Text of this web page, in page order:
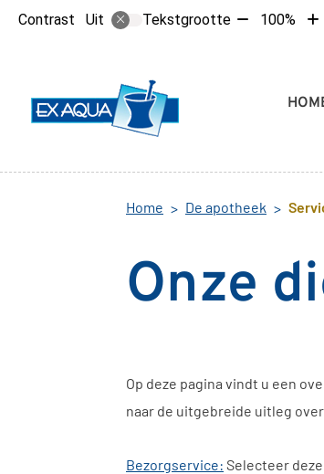
Contrast Uit Tekstgrootte Tekst100%
Home De apotheek
Onze
Op deze pagina vindt u een
naar de uitgebreide uitleg
Bezorgservice: Selecteer